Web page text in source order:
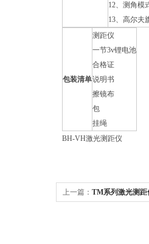
12、测角模
13、高尔夫
包装清单
测距仪
一节3v锂电池
合格证
说明书
擦镜布
包
挂绳
BH-VH激光测距仪
上一篇： TM系列激光测距